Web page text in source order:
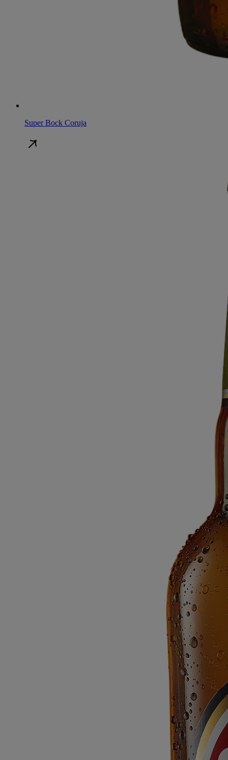
Super Bock Coruja